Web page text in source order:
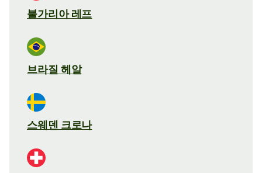
불가리아 레프
브라질 헤알
스웨덴 크로나